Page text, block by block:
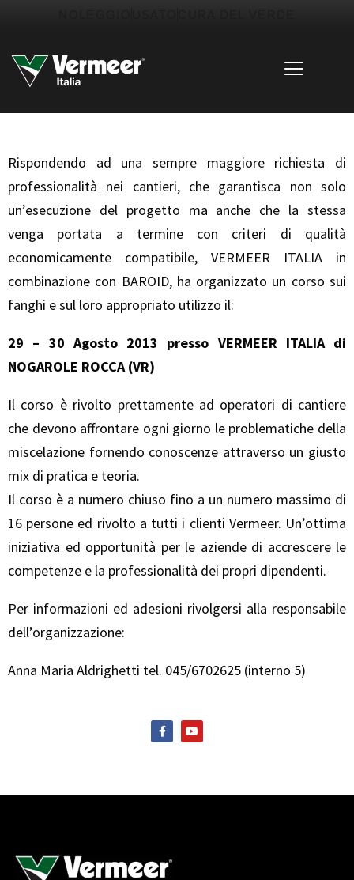
contenuto
Rispondendo ad una sempre maggiore richiesta di
professionalità nei cantieri, che garantisca non solo
un’esecuzione del progetto ma anche che la stessa
venga portata a termine con criteri di qualità
economicamente compatibile, VERMEER ITALIA in
combinazione con BAROID, ha organizzato un corso sui
fanghi e sul loro appropriato utilizzo il:
29 – 30 Agosto 2013 presso VERMEER ITALIA di
NOGAROLE ROCCA (VR)
Il corso è rivolto prettamente ad operatori di cantiere
che devono affrontare ogni giorno le problematiche della
miscelazione fornendo conoscenze attraverso un giusto
mix di pratica e teoria.
Il corso è a numero chiuso fino a un numero massimo di
16 persone ed rivolto a tutti i clienti Vermeer. Un’ottima
iniziativa ed opportunità per le aziende di accrescere le
competenze e la professionalità dei propri dipendenti.
Per informazioni ed adesioni rivolgersi alla responsabile
dell’organizzazione:
Anna Maria Aldrighetti tel. 045/6702625 (interno 5)
F
a
c
Y
o
u